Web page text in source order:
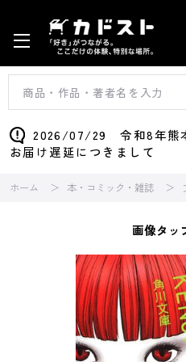
2026/07/29 令和8年熊
お届け遅延につきまして
ホーム 本・コミック・雑誌
画像タッ